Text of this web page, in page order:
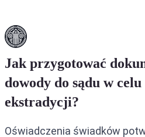
Jak przygotować
dowody do sądu w
ekstradycji?
Oświadczenia świadków